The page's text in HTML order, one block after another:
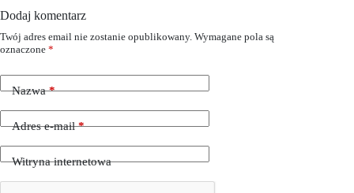
Dodaj komentarz
Twój adres email nie zostanie opublikowany. Wymagane pola są
oznaczone *
Nazwa*
Adres e-mail*
Witryna internetowa